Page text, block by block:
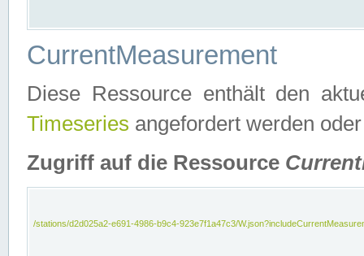
CurrentMeasurement
Diese Ressource enthält den
Timeseries angefordert werden
Zugriff auf die Ressource
/stations/d2d025a2-e691-4986-b9c4-923e7f1a47c3/